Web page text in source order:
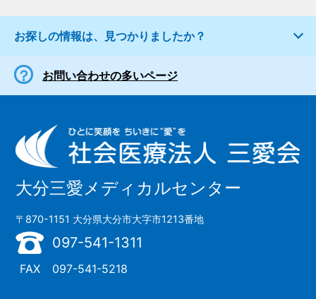
お探しの情報は、見つかりましたか？
お問い合わせの多いページ
大分三愛メディカルセンター
〒870-1151 大分県大分市大字市1213番地
097-541-1311
FAX 097-541-5218